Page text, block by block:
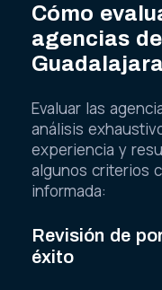
Cómo
agencias
Guadalajara
Evaluar las
análisis
experiencia y
algunos criterios
informada:
Revisión de
éxito